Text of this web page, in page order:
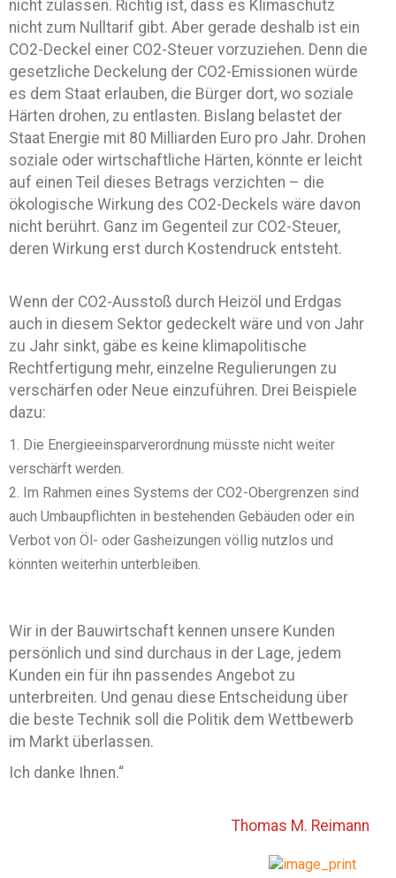
nicht zulassen. Richtig ist, dass es Klimaschutz
nicht zum Nulltarif gibt. Aber gerade deshalb ist ein
CO2-Deckel einer CO2-Steuer vorzuziehen. Denn die
gesetzliche Deckelung der CO2-Emissionen würde
es dem Staat erlauben, die Bürger dort, wo soziale
Härten drohen, zu entlasten. Bislang belastet der
Staat Energie mit 80 Milliarden Euro pro Jahr. Drohen
soziale oder wirtschaftliche Härten, könnte er leicht
auf einen Teil dieses Betrags verzichten – die
ökologische Wirkung des CO2-Deckels wäre davon
nicht berührt. Ganz im Gegenteil zur CO2-Steuer,
deren Wirkung erst durch Kostendruck entsteht.
Wenn der CO2-Ausstoß durch Heizöl und Erdgas
auch in diesem Sektor gedeckelt wäre und von Jahr
zu Jahr sinkt, gäbe es keine klimapolitische
Rechtfertigung mehr, einzelne Regulierungen zu
verschärfen oder Neue einzuführen. Drei Beispiele
dazu:
Die Energieeinsparverordnung müsste nicht weiter
verschärft werden.
Im Rahmen eines Systems der CO2-Obergrenzen sind
auch Umbaupflichten in bestehenden Gebäuden oder ein
Verbot von Öl- oder Gasheizungen völlig nutzlos und
könnten weiterhin unterbleiben.
Wir in der Bauwirtschaft kennen unsere Kunden
persönlich und sind durchaus in der Lage, jedem
Kunden ein für ihn passendes Angebot zu
unterbreiten. Und genau diese Entscheidung über
die beste Technik soll die Politik dem Wettbewerb
im Markt überlassen.
Ich danke Ihnen.“
Thomas M. Reimann